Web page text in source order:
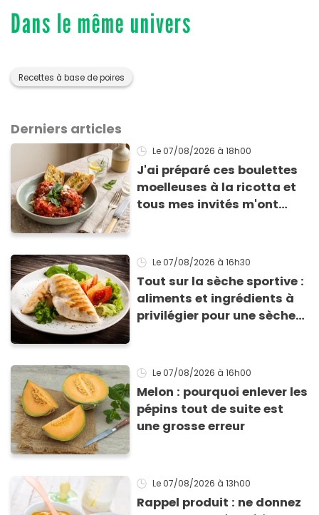
Dans le même univers
Recettes à base de poires
Derniers articles
Le 07/08/2026 à 18h00
J'ai préparé ces boulettes
moelleuses à la ricotta et
tous mes invités m'ont
Le 07/08/2026 à 16h30
Tout sur la sèche sportive :
aliments et ingrédients à
privilégier pour une sèche
Le 07/08/2026 à 16h00
Melon : pourquoi enlever les
pépins tout de suite est
une grosse erreur
Le 07/08/2026 à 13h00
Rappel produit : ne donnez